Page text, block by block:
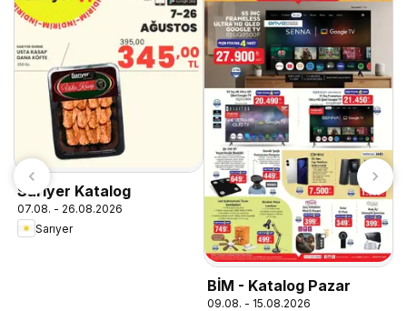
Sarıyer Katalog
07.08. - 26.08.2026
Sarıyer
BİM - Katalog Pazar
09.08. - 15.08.2026